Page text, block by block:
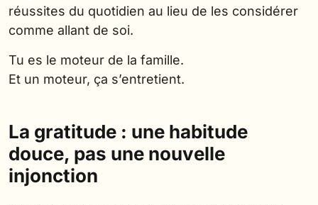
réussites du quotidien au lieu de les considérer
comme allant de soi.
Tu es le moteur de la famille.
Et un moteur, ça s’entretient.
La gratitude : une habitude
douce, pas une nouvelle
injonction